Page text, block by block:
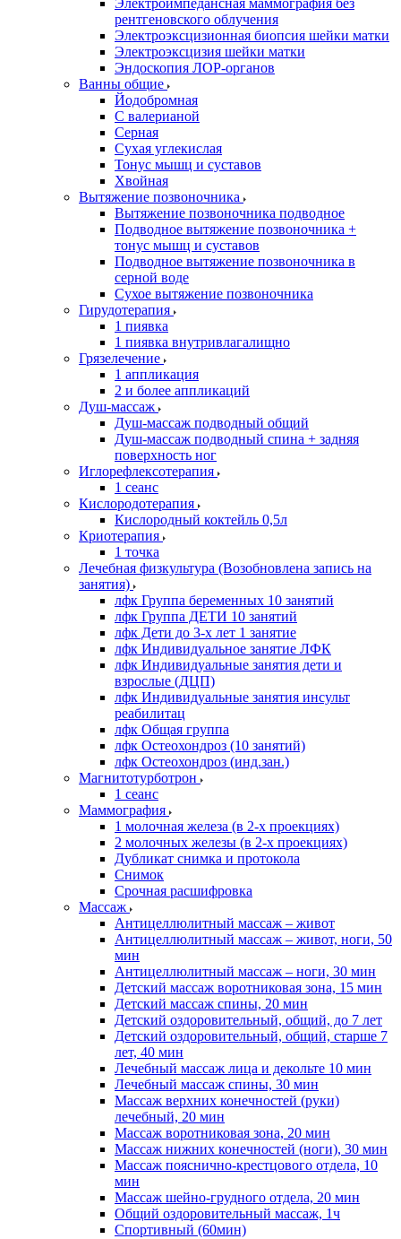
Электроимпедансная маммография без
рентгеновского облучения
Электроэксцизионная биопсия шейки матки
Электроэксцизия шейки матки
Эндоскопия ЛОР-органов
Ванны общие
Йодобромная
С валерианой
Серная
Сухая углекислая
Тонус мышц и суставов
Хвойная
Вытяжение позвоночника
Вытяжение позвоночника подводное
Подводное вытяжение позвоночника +
тонус мышц и суставов
Подводное вытяжение позвоночника в
серной воде
Сухое вытяжение позвоночника
Гирудотерапия
1 пиявка
1 пиявка внутривлагалищно
Грязелечение
1 аппликация
2 и более аппликаций
Душ-массаж
Душ-массаж подводный общий
Душ-массаж подводный спина + задняя
поверхность ног
Иглорефлексотерапия
1 сеанс
Кислородотерапия
Кислородный коктейль 0,5л
Криотерапия
1 точка
Лечебная физкультура (Возобновлена запись на
занятия)
лфк Группа беременных 10 занятий
лфк Группа ДЕТИ 10 занятий
лфк Дети до 3-х лет 1 занятие
лфк Индивидуальное занятие ЛФК
лфк Индивидуальные занятия дети и
взрослые (ДЦП)
лфк Индивидуальные занятия инсульт
реабилитац
лфк Общая группа
лфк Остеохондроз (10 занятий)
лфк Остеохондроз (инд.зан.)
Магнитотурботрон
1 сеанс
Маммография
1 молочная железа (в 2-х проекциях)
2 молочных железы (в 2-х проекциях)
Дубликат снимка и протокола
Снимок
Срочная расшифровка
Массаж
Антицеллюлитный массаж – живот
Антицеллюлитный массаж – живот, ноги, 50
мин
Антицеллюлитный массаж – ноги, 30 мин
Детский массаж воротниковая зона, 15 мин
Детский массаж спины, 20 мин
Детский оздоровительный, общий, до 7 лет
Детский оздоровительный, общий, старше 7
лет, 40 мин
Лечебный массаж лица и декольте 10 мин
Лечебный массаж спины, 30 мин
Массаж верхних конечностей (руки)
лечебный, 20 мин
Массаж воротниковая зона, 20 мин
Массаж нижних конечностей (ноги), 30 мин
Массаж пояснично-крестцового отдела, 10
мин
Массаж шейно-грудного отдела, 20 мин
Общий оздоровительный массаж, 1ч
Спортивный (60мин)